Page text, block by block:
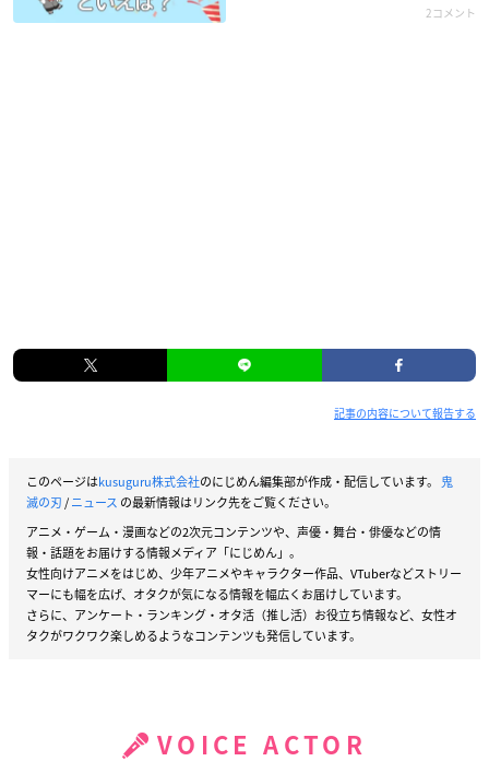
2コメント
記事の内容について報告する
このページはkusuguru株式会社のにじめん編集部が作成・配信しています。 鬼
滅の刃/ニュース の最新情報はリンク先をご覧ください。
アニメ・ゲーム・漫画などの2次元コンテンツや、声優・舞台・俳優などの情
報・話題をお届けする情報メディア「にじめん」。
女性向けアニメをはじめ、少年アニメやキャラクター作品、VTuberなどストリー
マーにも幅を広げ、オタクが気になる情報を幅広くお届けしています。
さらに、アンケート・ランキング・オタ活（推し活）お役立ち情報など、女性オ
タクがワクワク楽しめるようなコンテンツも発信しています。
VOICE ACTOR